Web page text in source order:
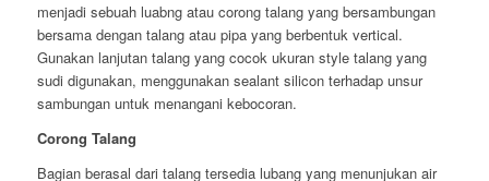
menjadi sebuah luabng atau corong talang yang bersambungan
bersama dengan talang atau pipa yang berbentuk vertical.
Gunakan lanjutan talang yang cocok ukuran style talang yang
sudi digunakan, menggunakan sealant silicon terhadap unsur
sambungan untuk menangani kebocoran.
Corong Talang
Bagian berasal dari talang tersedia lubang yang menunjukan air